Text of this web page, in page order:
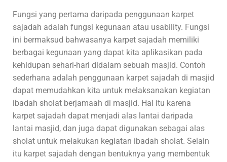
Fungsi yang pertama daripada penggunaan karpet
sajadah adalah fungsi kegunaan atau usability. Fungsi
ini bermaksud bahwasanya karpet sajadah memiliki
berbagai kegunaan yang dapat kita aplikasikan pada
kehidupan sehari-hari didalam sebuah masjid. Contoh
sederhana adalah penggunaan karpet sajadah di masjid
dapat memudahkan kita untuk melaksanakan kegiatan
ibadah sholat berjamaah di masjid. Hal itu karena
karpet sajadah dapat menjadi alas lantai daripada
lantai masjid, dan juga dapat digunakan sebagai alas
sholat untuk melakukan kegiatan ibadah sholat. Selain
itu karpet sajadah dengan bentuknya yang membentuk